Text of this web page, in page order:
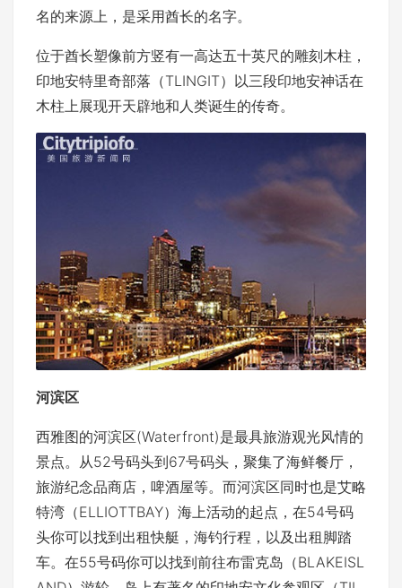
名的来源上，是采用酋长的名字。
位于酋长塑像前方竖有一高达五十英尺的雕刻木柱，
印地安特里奇部落（TLINGIT）以三段印地安神话在
木柱上展现开天辟地和人类诞生的传奇。
河滨区
西雅图的河滨区(Waterfront)是最具旅游观光风情的
景点。从52号码头到67号码头，聚集了海鲜餐厅，
旅游纪念品商店，啤酒屋等。而河滨区同时也是艾略
特湾（ELLIOTTBAY）海上活动的起点，在54号码
头你可以找到出租快艇，海钓行程，以及出租脚踏
车。在55号码你可以找到前往布雷克岛（BLAKEISL